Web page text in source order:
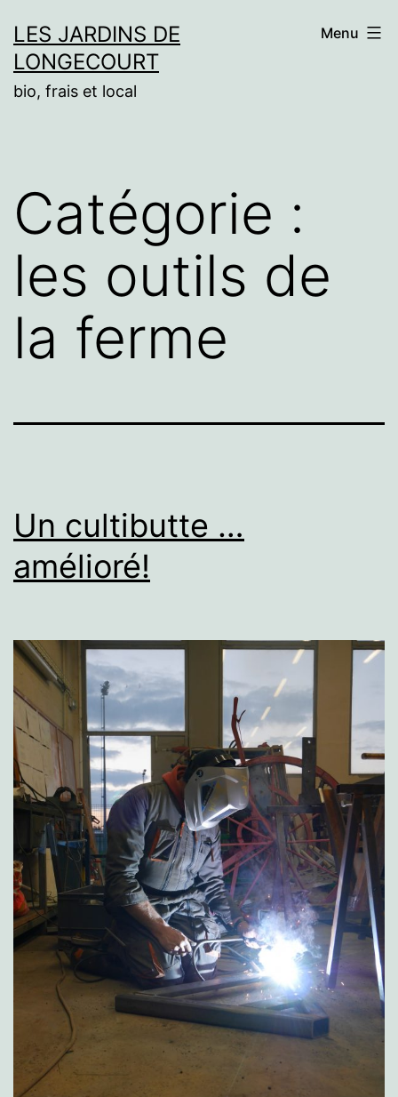
au
contenu
LES JARDINS DE
LONGECOURT
bio, frais et local
Menu
Catégorie :
les outils de
la ferme
Un cultibutte …
amélioré!